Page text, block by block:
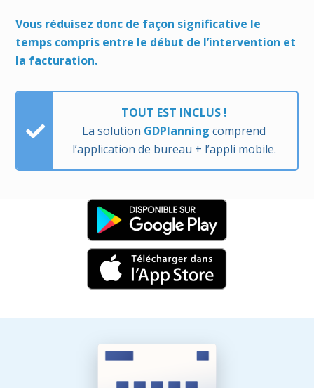
Vous réduisez donc de façon significative le
temps compris entre le début de l’intervention et
la facturation.
TOUT EST INCLUS !
La solution GDPlanning comprend
l’application de bureau + l’appli mobile.